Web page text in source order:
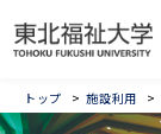
トップ 施設利用